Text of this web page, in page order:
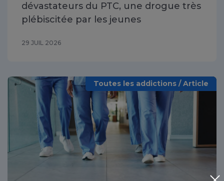
dévastateurs du PTC, une drogue très
plébiscitée par les jeunes
29 JUIL 2026
Toutes les addictions / Article